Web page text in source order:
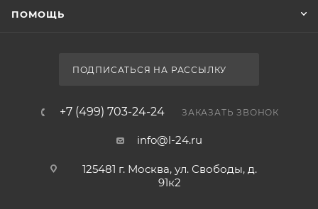
ПОМОЩЬ
ПОДПИСАТЬСЯ НА РАССЫЛКУ
+7 (499) 703-24-24 ЗАКАЗАТЬ ЗВОНОК
info@l-24.ru
125481 г. Москва, ул. Свободы, д.
91к2